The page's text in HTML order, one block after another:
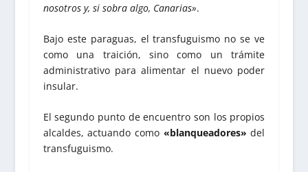
nosotros y, si sobra algo, Canarias».
Bajo este paraguas, el transfuguismo no se ve
como una traición, sino como un trámite
administrativo para alimentar el nuevo poder
insular.
El segundo punto de encuentro son los propios
alcaldes, actuando como «blanqueadores» del
transfuguismo.